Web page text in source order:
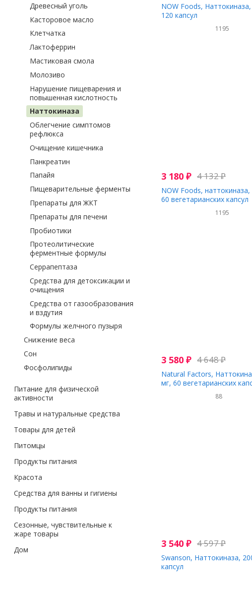
Древесный уголь
Касторовое масло
Клетчатка
Лактоферрин
Мастиковая смола
Молозиво
Нарушение пищеварения и
повышенная кислотность
Наттокиназа
Облегчение симптомов
рефлюкса
Очищение кишечника
Панкреатин
Папайя
Пищеварительные ферменты
Препараты для ЖКТ
Препараты для печени
Пробиотики
Протеолитические
ферментные формулы
Серрапептаза
Средства для детоксикации и
очищения
Средства от газообразования
и вздутия
Формулы желчного пузыря
Снижение веса
Сон
Фосфолипиды
Питание для физической
активности
Травы и натуральные средства
Товары для детей
Питомцы
Продукты питания
Красота
Средства для ванны и гигиены
Продукты питания
Сезонные, чувствительные к
жаре товары
Дом
NOW Foods,
120 капсул
1195
3 180 ₽ 4 132₽
NOW Foods, наттокиназа,
60 вегетарианских капсул
1195
3 580 ₽ 4 648₽
Natural Factors,
мг, 60 вегетарианских
88
3 540 ₽ 4 597₽
Swanson, Наттокиназа,
капсул